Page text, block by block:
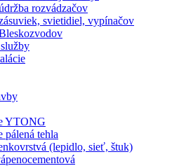
rozvádzačov
svietidiel, vypínačov
YTONG
pálená tehla
(lepidlo, sieť, štuk)